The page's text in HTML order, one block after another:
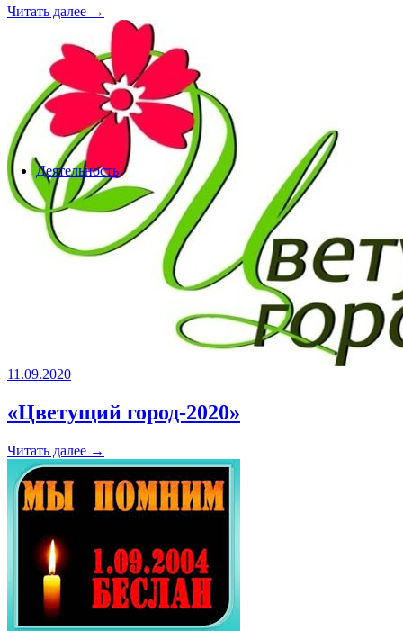
Деятельность
Читать далее →
11.09.2020
«Цветущий город-2020»
Читать далее →